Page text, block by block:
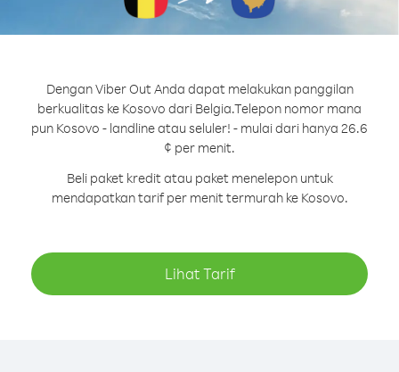
Dengan Viber Out Anda dapat melakukan panggilan
berkualitas ke Kosovo dari Belgia.Telepon nomor mana
pun Kosovo - landline atau seluler! - mulai dari hanya 26.6
¢ per menit.
Beli paket kredit atau paket menelepon untuk
mendapatkan tarif per menit termurah ke Kosovo.
Lihat Tarif